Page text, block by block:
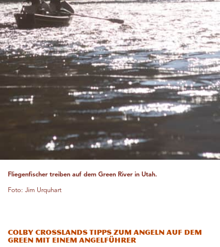
Fliegenfischer treiben auf dem Green River in Utah.
Foto: Jim Urquhart
Colby Crosslands Tipps zum Angeln auf dem
Green mit einem Angelführer